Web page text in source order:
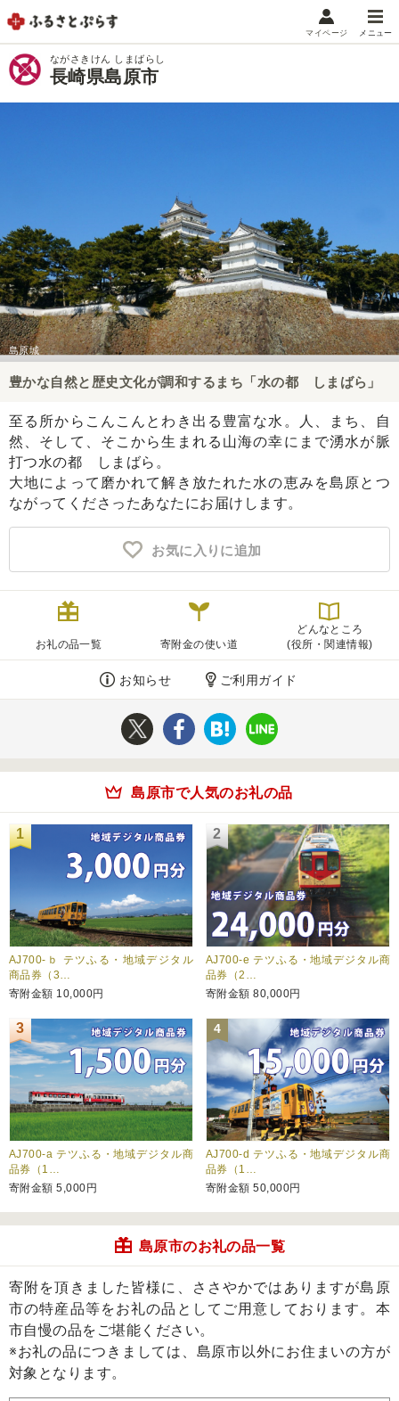
メニュー
マイメニュー
マイページ
お礼の品をカテゴリや金額で絞り込み
自治体から探す
ランキング
特集・おすすめ
ふるさと納税とは
控除額シミュレータ Q&A
マイページ
ながさきけん しまばらし
長崎県島原市
島原城
豊かな自然と歴史文化が調和するまち「水の都 しまばら」
至る所からこんこんとわき出る豊富な水。人、まち、自
然、そして、そこから生まれる山海の幸にまで湧水が脈
打つ水の都 しまばら。
大地によって磨かれて解き放たれた水の恵みを島原とつ
ながってくださったあなたにお届けします。
お気に入りに追加
お礼の品一覧 寄附金の使い道
どんなところ
(役所・関連情報)
お知らせ ご利用ガイド
島原市で人気のお礼の品
1
AJ700-ｂ テツふる・地域デジタル
商品券（3…
寄附金額 10,000円
2
AJ700-e テツふる・地域デジタル商
品券（2…
寄附金額 80,000円
3
AJ700-a テツふる・地域デジタル商
品券（1…
寄附金額 5,000円
4
AJ700-d テツふる・地域デジタル商
品券（1…
寄附金額 50,000円
島原市のお礼の品一覧
寄附を頂きました皆様に、ささやかではありますが島原
市の特産品等をお礼の品としてご用意しております。本
市自慢の品をご堪能ください。
※お礼の品につきましては、島原市以外にお住まいの方が
対象となります。